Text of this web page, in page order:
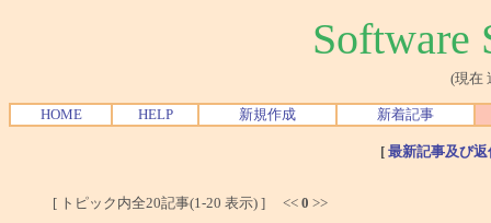
Software
(現在
HOME HELP 新規作成 新着記事
[ 最新記事及び
[ トピック内全20記事(1-20 表示) ] << 0 >>